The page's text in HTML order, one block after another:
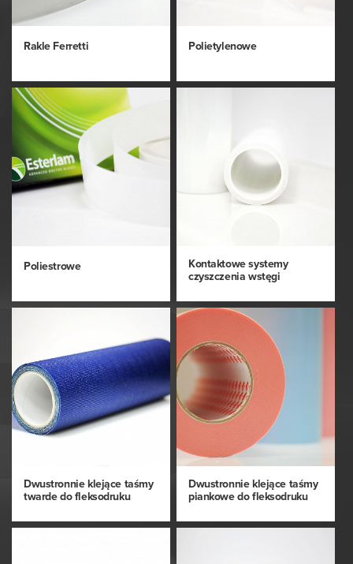
Rakle Ferretti Polietylenowe
Poliestrowe
Kontaktowe systemy
czyszczenia wstęgi
Dwustronnie klejące taśmy
twarde do fleksodruku
Dwustronnie klejące taśmy
piankowe do fleksodruku